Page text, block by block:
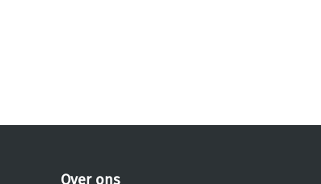
Over ons